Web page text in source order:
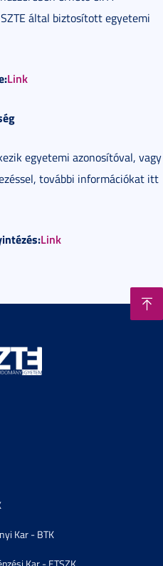
által biztosított egyetemi
Link
egyetemi azonosítóval, vagy
további információkat itt
Link
Kar - BTK